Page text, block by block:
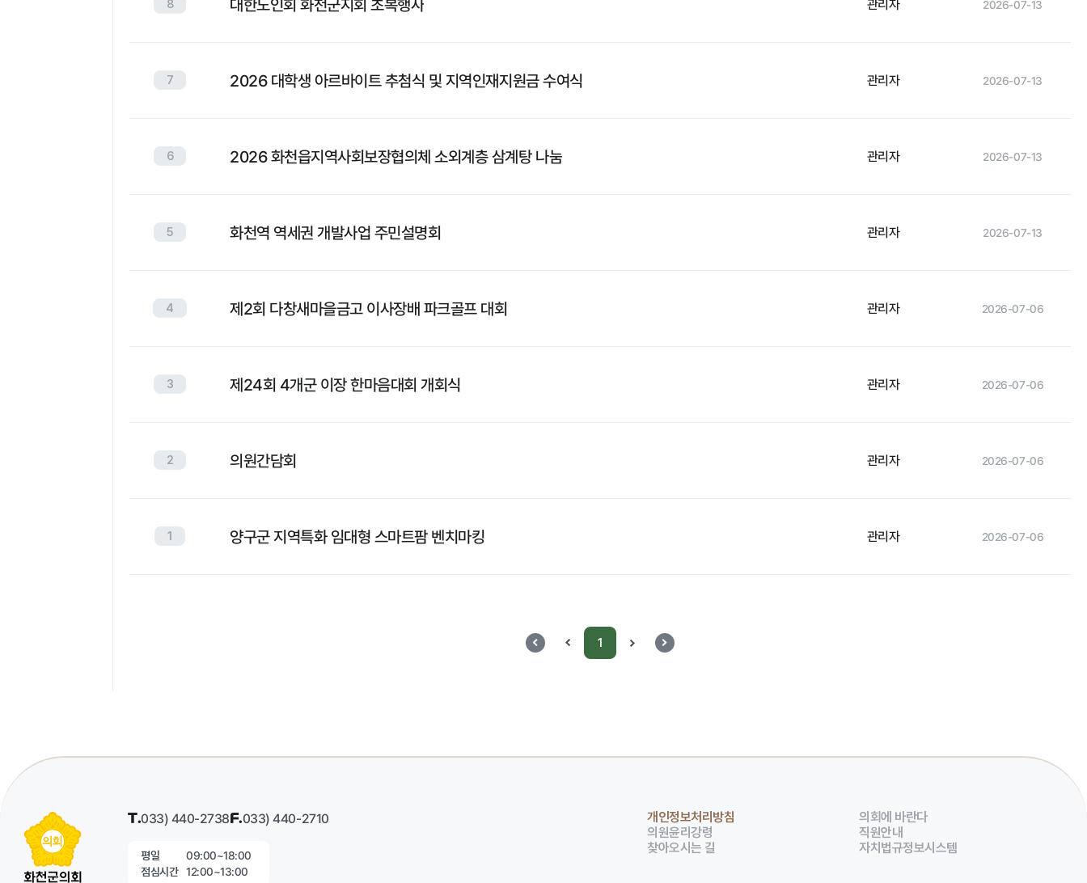
8 관리자 2026-07-13
7 2026 대학생 아르바이트 추첨식 및 지역인재지원금 수여식 관리자 2026-07-13
6 2026 화천읍지역사회보장협의체 소외계층 삼계탕 나눔 관리자 2026-07-13
5 화천역 역세권 개발사업 주민설명회 관리자 2026-07-13
4 제2회 다창새마을금고 이사장배 파크골프 대회 관리자 2026-07-06
3 제24회 4개군 이장 한마음대회 개회식 관리자 2026-07-06
2 의원간담회 관리자 2026-07-06
1 양구군 지역특화 임대형 스마트팜 벤치마킹 관리자 2026-07-06
1
T.033) 440-2738F.033) 440-2710
평일 09:00~18:00
점심시간 12:00~13:00
개인정보처리방침
의회에 바란다
의원윤리강령
직원안내
찾아오시는 길
자치법규정보시스템